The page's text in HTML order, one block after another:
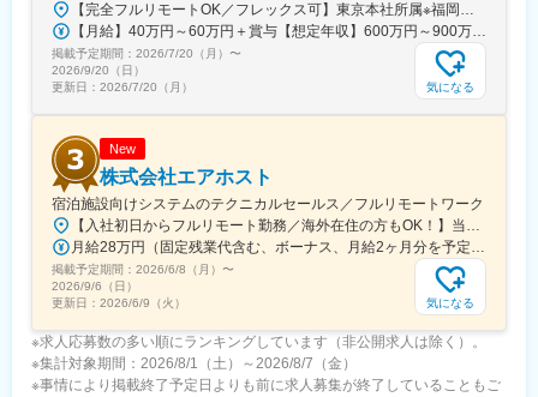
アを誇り、医療から予防・健康へとシフトする社会課題に応える
事業を推進。
PHCグループの一員として、安定性と革新性を両立しています。
変更の範囲：会社の定める業務
【完全フルリモートOK／フレックス可】東京本社所属※福岡オフィス拠点を希望の方もご相談ください。■東京本社：東京都千代田区神田錦町◎受動喫煙対策あり：屋内禁煙◎転勤なし
【月給】40万円～60万円＋賞与【想定年収】600万円～900万円※上記に固定残業代は含まれません。★フルリモート勤務可・フレックス制に加え、残業時間は月平均4時間以内。収入面の安心と、無理のない働き方を両立できる環境です。
掲載予定期間： 2026/7/20（月） 〜
2026/9/20（日）
更新日： 2026/7/20（月） 気になる
New
株式会社エアホスト
宿泊施設向けシステムのテクニカルセールス／フルリモートワーク
【入社初日からフルリモート勤務／海外在住の方もOK！】当社は2015年の設立当時からリモートワークを導入しています。研修期間も含め完全在宅勤務のため、通勤時間はゼロ！今いる場所を勤務地として活躍できます。★日本に留まらず、海外で勤務中の社員も在籍！ ワーケーションも実現可能です。《本社》東京都渋谷区渋谷3丁目6-2 エクラート渋谷ビル5F※受動喫煙対策：オフィス内禁煙
月給28万円（固定残業代含む、ボーナス、月給2ヶ月分を予定）（内訳）基本給：25万7160円固定残業手当：1万5750円（8時間分相当の定額残業手当として）固定深夜手当：7090円（18時間分相当の定額深夜手当として）※超過分は別途支給＜研修期間中＞月給25万2000円（固定残業代含む）（内訳）基本給：23万1440円固定残業手当：1万4180円（8時間分相当の定額残業手当として）固定深夜手当：6380円（18時間分相当の定額深夜手当として）※超過分は別途支給★経験やスキルを考慮して決定します。
掲載予定期間： 2026/6/8（月） 〜
2026/9/6（日）
更新日： 2026/6/9（火） 気になる
※求人応募数の多い順にランキングしています（非公開求人は除く）。
※集計対象期間：2026/8/1（土）～2026/8/7（金）
※事情により掲載終了予定日よりも前に求人募集が終了していることもご